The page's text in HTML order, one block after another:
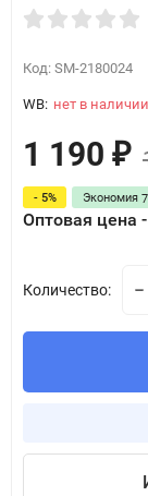
Код: SM-2180024
WB: нет в наличии
1 190 ₽
- 5% Экономия
Оптовая цена
Количество: